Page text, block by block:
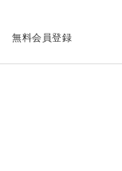
無料会員登録